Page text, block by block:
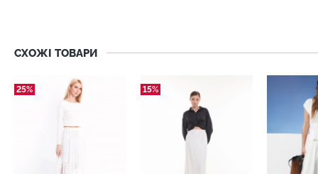
СХОЖІ ТОВАРИ
25% 15%